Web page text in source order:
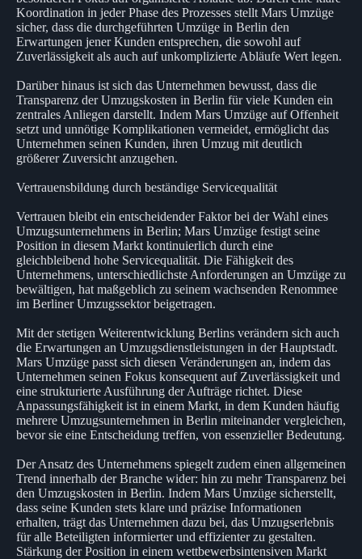
Koordination in jeder Phase des Prozesses stellt Mars Umzüge
sicher, dass die durchgeführten Umzüge in Berlin den
Erwartungen jener Kunden entsprechen, die sowohl auf
Zuverlässigkeit als auch auf unkomplizierte Abläufe Wert legen.
Darüber hinaus ist sich das Unternehmen bewusst, dass die
Transparenz der Umzugskosten in Berlin für viele Kunden ein
zentrales Anliegen darstellt. Indem Mars Umzüge auf Offenheit
setzt und unnötige Komplikationen vermeidet, ermöglicht das
Unternehmen seinen Kunden, ihren Umzug mit deutlich
größerer Zuversicht anzugehen.
Vertrauensbildung durch beständige Servicequalität
Vertrauen bleibt ein entscheidender Faktor bei der Wahl eines
Umzugsunternehmens in Berlin; Mars Umzüge festigt seine
Position in diesem Markt kontinuierlich durch eine
gleichbleibend hohe Servicequalität. Die Fähigkeit des
Unternehmens, unterschiedlichste Anforderungen an Umzüge zu
bewältigen, hat maßgeblich zu seinem wachsenden Renommee
im Berliner Umzugssektor beigetragen.
Mit der stetigen Weiterentwicklung Berlins verändern sich auch
die Erwartungen an Umzugsdienstleistungen in der Hauptstadt.
Mars Umzüge passt sich diesen Veränderungen an, indem das
Unternehmen seinen Fokus konsequent auf Zuverlässigkeit und
eine strukturierte Ausführung der Aufträge richtet. Diese
Anpassungsfähigkeit ist in einem Markt, in dem Kunden häufig
mehrere Umzugsunternehmen in Berlin miteinander vergleichen,
bevor sie eine Entscheidung treffen, von essenzieller Bedeutung.
Der Ansatz des Unternehmens spiegelt zudem einen allgemeinen
Trend innerhalb der Branche wider: hin zu mehr Transparenz bei
den Umzugskosten in Berlin. Indem Mars Umzüge sicherstellt,
dass seine Kunden stets klare und präzise Informationen
erhalten, trägt das Unternehmen dazu bei, das Umzugserlebnis
für alle Beteiligten informierter und effizienter zu gestalten.
Stärkung der Position in einem wettbewerbsintensiven Markt